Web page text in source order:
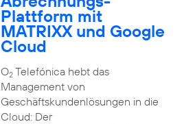
Plattform mit
MATRIXX und Google
Cloud
O2Telefónica hebt das
Management von
Geschäftskundenlösungen in die
Cloud: Der